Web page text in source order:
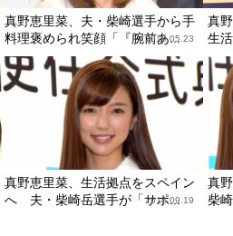
真野恵里菜、夫・柴崎選手から手
料理褒められ笑顔「『腕前あ...
2019.05.23
真
生
真野恵里菜、生活拠点をスペイン
へ 夫・柴崎岳選手が「サポ...
2018.09.19
真
柴